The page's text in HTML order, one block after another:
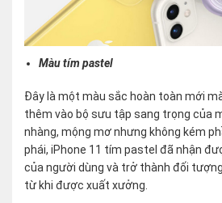
Màu tím pastel
Đây là một màu sắc hoàn toàn mới
thêm vào bộ sưu tập sang trọng của
nhàng, mộng mơ nhưng không kém
phái, iPhone 11 tím pastel đã nhận
của người dùng và trở thành đối
từ khi được xuất xưởng.